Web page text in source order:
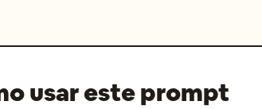
usar este prompt